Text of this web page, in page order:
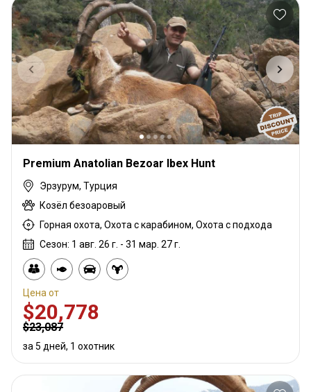
Premium Anatolian Bezoar Ibex Hunt
Эрзурум, Турция
Козёл безоаровый
Горная охота, Охота с карабином, Охота с подхода
Сезон: 1 авг. 26 г. - 31 мар. 27 г.
Цена от
$20,778
$23,087
за 5 дней, 1 охотник